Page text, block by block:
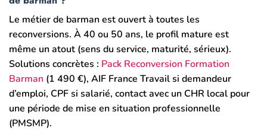
Le métier de barman est ouvert à toutes les
reconversions. À 40 ou 50 ans, le profil mature est
même un atout (sens du service, maturité, sérieux).
Solutions concrètes : Pack Reconversion Formation
Barman (1 490 €), AIF France Travail si demandeur
d’emploi, CPF si salarié, contact avec un CHR local pour
une période de mise en situation professionnelle
(PMSMP).